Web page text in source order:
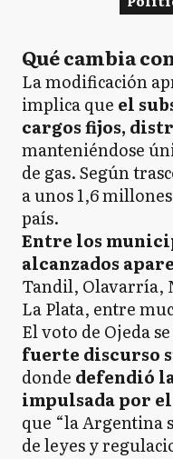
Qué cambia
La modificación
implica que el
cargos fijos,
manteniéndose
de gas. Según
a unos 1,6
país.
Entre los
alcanzados
Tandil, Olavarría,
La Plata, entre
El voto de Ojeda
fuerte discurso
donde defendió
impulsada por
que “la Argentina
de leyes y